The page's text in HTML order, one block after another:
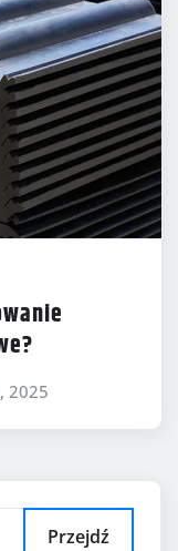
2025
Przejdź